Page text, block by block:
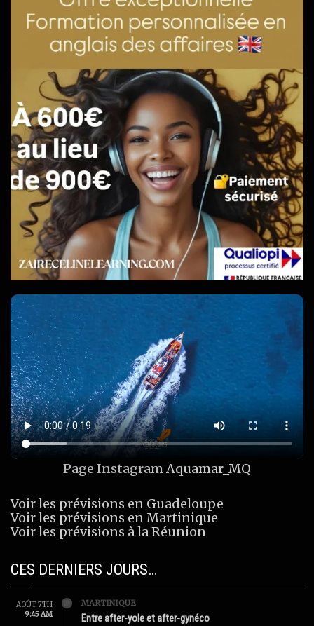
Page InstagramAquamar_MQ
Voir les prévisions en Guadeloupe
Voir les prévisions en Martinique
Voir les prévisions à la Réunion
CES DERNIERS JOURS…
AOÛT 7TH
9:45 AM
MARTINIQUE
Entre after-yole et after-gynéco